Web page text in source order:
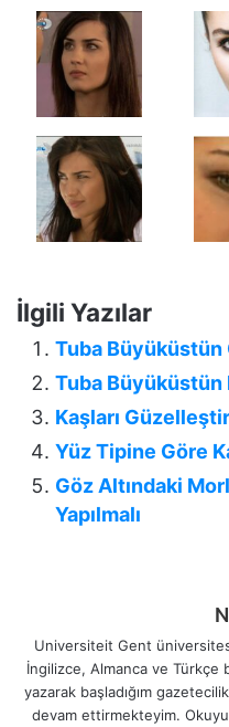
İlgili Yazılar
Tuba Büyüküstün
Tuba Büyüküstün
Kaşları
Yüz Tipine Göre
Göz Altındaki
Yapılmalı
Universiteit Gent
İngilizce, Almanca ve Türkçe
yazarak başladığım
devam ettirmekteyim.